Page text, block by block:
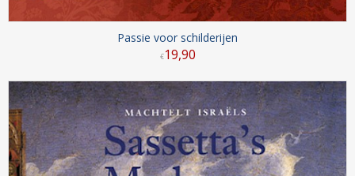
Passie voor schilderijen
€19,90